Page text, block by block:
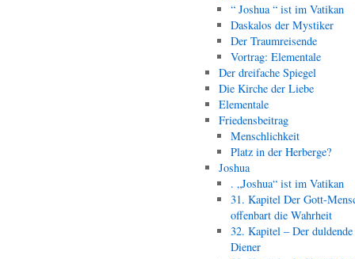
“ Joshua “ ist im Vatikan
Daskalos der Mystiker
Der Traumreisende
Vortrag: Elementale
Der dreifache Spiegel
Die Kirche der Liebe
Elementale
Friedensbeitrag
Menschlichkeit
Platz in der Herberge?
Joshua
. „Joshua“ ist im Vatikan
31. Kapitel Der Gott-
offenbart die Wahrheit
32. Kapitel – Der duldende
Diener